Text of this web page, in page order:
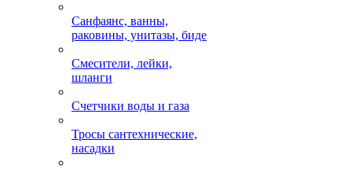
Санфаянс, ванны,
раковины, унитазы, биде
Смесители, лейки,
шланги
Счетчики воды и газа
Тросы сантехнические,
насадки